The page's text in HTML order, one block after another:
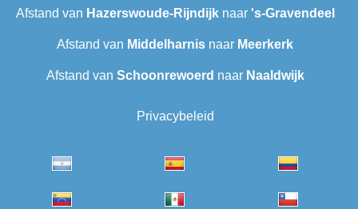
Afstand van Hazerswoude-Rijndijknaar 's-Gravendeel
Afstand van Middelharnis naar Meerkerk
Afstand van Schoonrewoerd naar Naaldwijk
Privacybeleid